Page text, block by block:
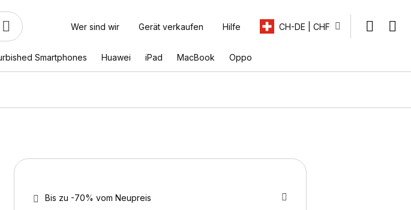
Wer sind wir Gerät verkaufen Hilfe CH-DE | CHF
Smartphones Huawei iPad MacBook Oppo
Bis zu -70% vom Neupreis